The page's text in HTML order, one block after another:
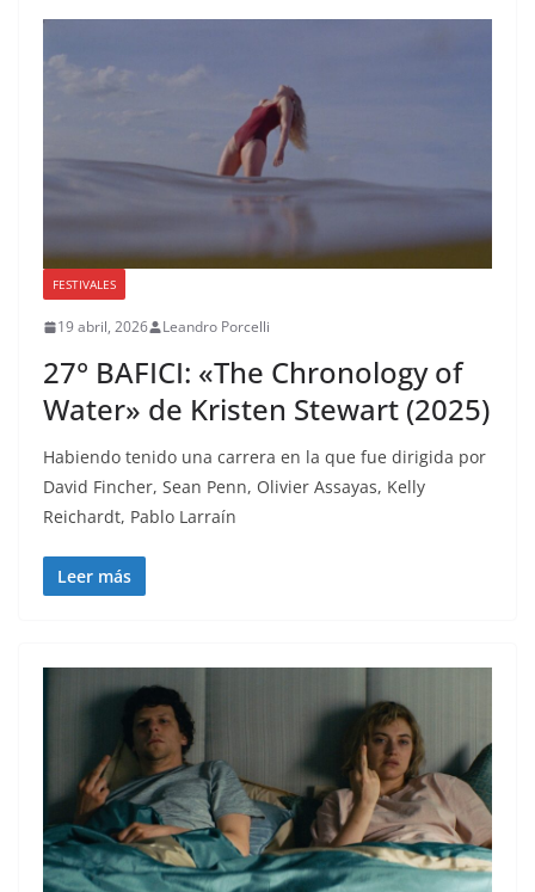
FESTIVALES
19 abril, 2026 Leandro Porcelli
27° BAFICI: «The Chronology of
Water» de Kristen Stewart (2025)
Habiendo tenido una carrera en la que fue dirigida por
David Fincher, Sean Penn, Olivier Assayas, Kelly
Reichardt, Pablo Larraín
Leer más